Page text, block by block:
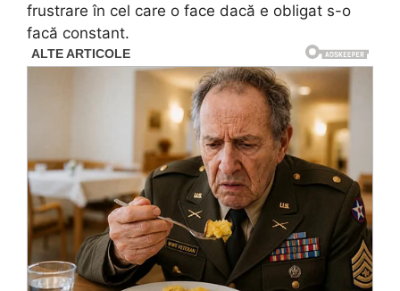
frustrare în cel care o face dacă e obligat s-o
facă constant.